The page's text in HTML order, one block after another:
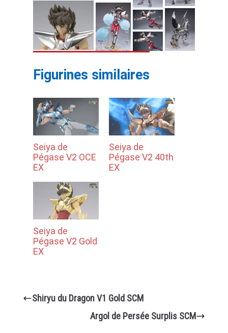
Figurines similaires
Seiya de
Pégase V2 OCE
EX
Seiya de
Pégase V2 40th
EX
Seiya de
Pégase V2 Gold
EX
Shiryu du Dragon V1 Gold SCM
Argol de Persée Surplis SCM